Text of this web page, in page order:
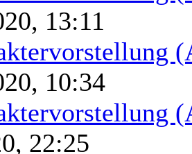
13:11
10:34
22:25